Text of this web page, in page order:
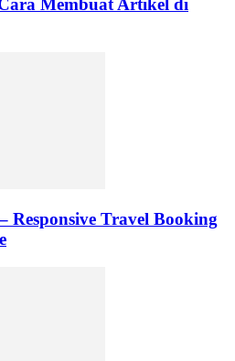
Membuat Artikel di
Responsive Travel Booking